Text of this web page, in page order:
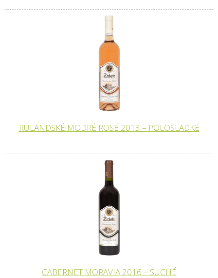
RULANDSKÉ MODRÉ ROSÉ 2013 – POLOSLADKÉ
CABERNET MORAVIA 2016 – SUCHÉ